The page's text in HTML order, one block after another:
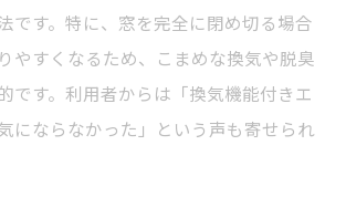
です。特に、窓を完全に閉め切る場合
やすくなるため、こまめな換気や脱臭
です。利用者からは「換気機能付きエ
にならなかった」という声も寄せられ